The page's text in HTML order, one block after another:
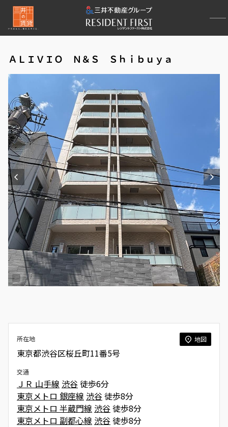
ＡＬＩＶＩＯ Ｎ＆Ｓ Ｓｈｉｂｕｙａ
所在地 地図
東京都渋谷区桜丘町11番5号
交通
ＪＲ 山手線 渋谷徒歩6分
東京メトロ 銀座線 渋谷徒歩8分
東京メトロ 半蔵門線 渋谷徒歩8分
東京メトロ 副都心線 渋谷徒歩8分